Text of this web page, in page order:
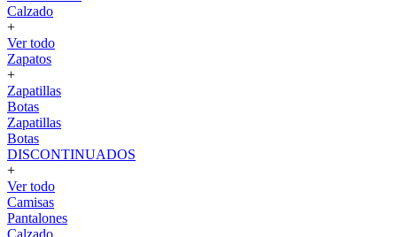
Calzado
+
Ver todo
Zapatos
+
Zapatillas
Botas
Zapatillas
Botas
DISCONTINUADOS
+
Ver todo
Camisas
Pantalones
Calzado